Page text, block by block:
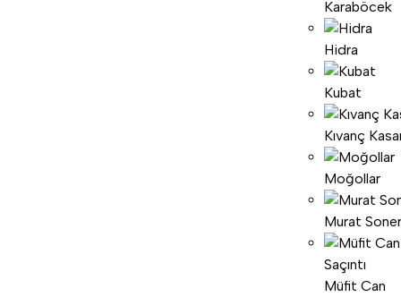
Karaböcek
Hidra
Kubat
Kıvanç
Moğollar
Murat Soner
Müfit Can